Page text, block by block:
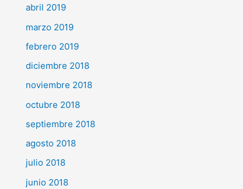
abril 2019
marzo 2019
febrero 2019
diciembre 2018
noviembre 2018
octubre 2018
septiembre 2018
agosto 2018
julio 2018
junio 2018